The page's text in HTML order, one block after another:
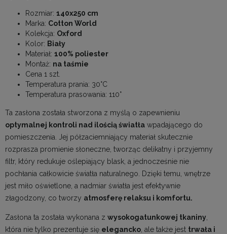
Rozmiar: 140x250 cm
Marka: Cotton World
Kolekcja: Oxford
Kolor: Biały
Materiał: 100% poliester
Montaż: na taśmie
Cena 1 szt.
Temperatura prania: 30°C
Temperatura prasowania: 110°
Ta zasłona została stworzona z myślą o zapewnieniu
optymalnej kontroli nad ilością światła wpadającego do
pomieszczenia. Jej półzaciemniający materiał skutecznie
rozprasza promienie słoneczne, tworząc delikatny i przyjemny
filtr, który redukuje oślepiający blask, a jednocześnie nie
pochłania całkowicie światła naturalnego. Dzięki temu, wnętrze
jest miło oświetlone, a nadmiar światła jest efektywnie
złagodzony, co tworzy atmosferę relaksu i komfortu.
Zasłona ta została wykonana z wysokogatunkowej tkaniny
która nie tylko prezentuje się elegancko , ale także jest trwała i